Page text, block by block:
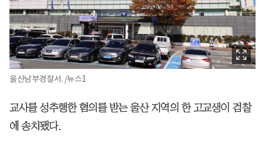
울산남부경찰서. /뉴스1
교사를 성추행한 혐의를 받는 울산 지역의 한 고교생이 검찰
에 송치됐다.